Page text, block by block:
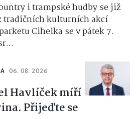
i trampské hudby se již
tradičních kulturních akcí
Cihelka se v pátek 7.
06. 08. 2026
Havlíček míří
Přijeďte se